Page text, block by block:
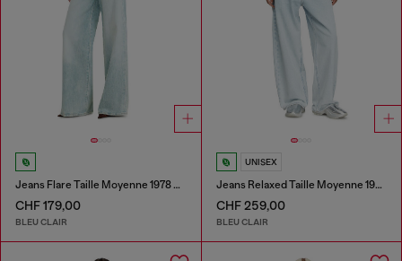
Jeans Flare Taille Moyenne 1978 D-Akemi
CHF 179,00
BLEU CLAIR
UNISEX
Jeans Relaxed Taille Moyenne 1997 D-Enim-M
CHF 259,00
BLEU CLAIR